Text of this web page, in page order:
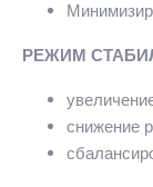
РЕЖИМ
снижение